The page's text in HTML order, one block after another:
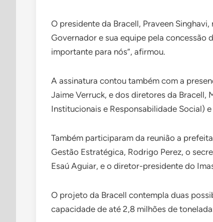
O presidente da Bracell, Praveen
Governador e sua equipe pela concessão
importante para nós”, afirmou.
A assinatura contou também com a
Jaime Verruck, e dos diretores da Bracell,
Institucionais e Responsabilidade Social)
Também participaram da reunião a
Gestão Estratégica, Rodrigo Perez, o
Esaú Aguiar, e o diretor-presidente do
O projeto da Bracell contempla duas
capacidade de até 2,8 milhões de